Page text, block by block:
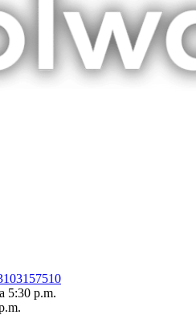
5:30 p.m.